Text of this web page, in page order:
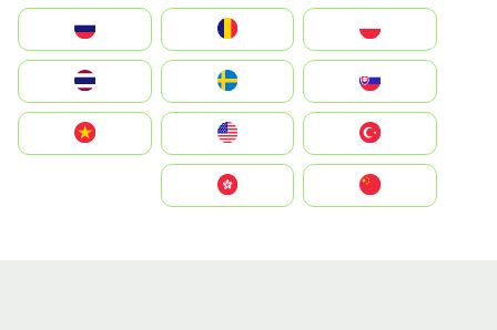
România
Slovensko
United States
Vietnam